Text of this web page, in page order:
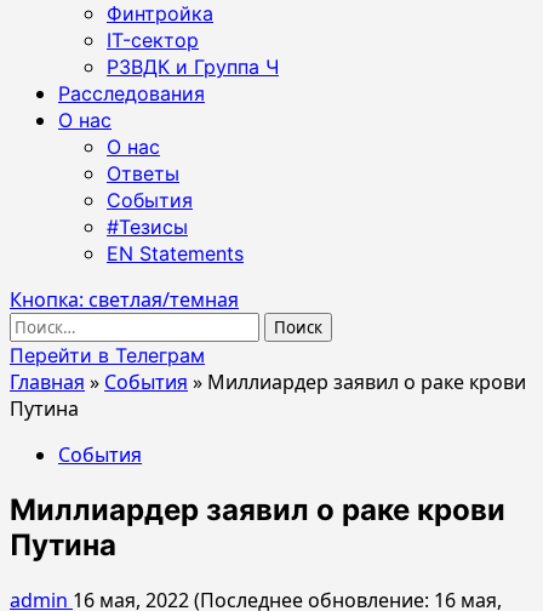
Финтройка
IT-сектор
РЗВДК и Группа Ч
Расследования
О нас
О нас
Ответы
События
#Тезисы
EN Statements
Кнопка: светлая/темная
Найти:
Перейти в Телеграм
Главная » События » Миллиардер заявил о раке крови
Путина
События
Миллиардер заявил о раке крови
Путина
admin 16 мая, 2022 (Последнее обновление: 16 мая,